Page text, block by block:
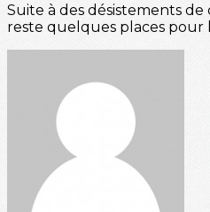
Suite à des désistements
reste quelques places pour